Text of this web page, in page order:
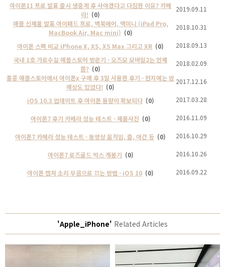
아이폰11 프로 발표 출시 생중계 후 사야겠다고 다짐한 이유? 카메
라! (0)
2019.09.11
애플 신제품 발표 아이패드 프로, 맥북에어, 맥미니 (iPad Pro,
MacBook Air, Mac mini) (0)
2018.10.31
아이폰 스펙 비교 iPhone X, XS, XS Max 그리고 XR (0)
2018.09.13
국내 1호 가로수길 애플스토어 방문기 - 오즈모 모바일2는 언제
쯤? (0)
2018.02.09
홍콩 애플스토어에서 아이폰x 구매 후 3일 사용한 후기 - 현지에는 암
매상도 있었다! (0)
2017.12.16
iOS 10.3 업데이트 후 아이폰 용량이 확보되다 (0) 2017.03.28
아이폰7 후기 카메라 성능 테스트 - 제품사진 (0) 2016.11.09
아이폰7 카메라 성능 테스트 - 동영상 움직임, 줌, 야간 등 (0) 2016.10.29
아이폰7 로즈골드 박스 개봉기 (0) 2016.10.26
아이폰 캡쳐 소리 무음으로 끄는 방법 - iOS 10 (0) 2016.09.22
'Apple_iPhone' Related Articles